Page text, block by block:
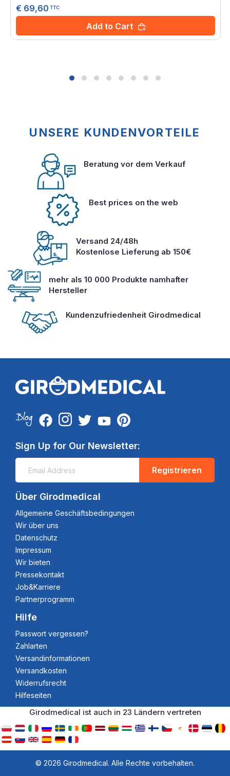
€ 69,60 TTC
Add to Cart
UNSERE KUNDENVORTEILE
Beratung vor dem Verkauf
Best prices on the web
Versand 24/48h
Kostenlose Lieferung ab 150€
mehr als 10 000 Produkte namhafter
Hersteller
Kundenzufriedenheit Girodmedical
Sign Up for Our Newsletter:
Registrieren
Über Girodmedical
Allgemeine Geschäftsbedingungen
Wir über uns
Datenschutz
Impressum
Wir bieten
Pressekontakt
Job&Karriere
Partnerprogramm
Hilfe
Passwort vergessen?
Zahlarten
Versandinformationen
Versandkosten
Widerrufsrecht
Hilfeseiten
Girodmedical ist auch in 23 Ländern vertreten
© 2026 Girodmedical. Alle Rechte vorbehalten.